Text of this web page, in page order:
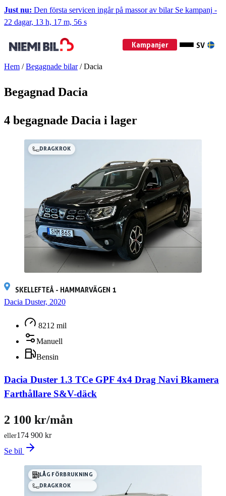
Just nu: Den första servicen ingår på massor av bilar Se kampanj -
22 dagar, 13 h, 17 m, 56 s
Kampanjer SV
Hem / Begagnade bilar / Dacia
Begagnad Dacia
4 begagnade Dacia i lager
DRAGKROK
SKELLEFTEÅ - HAMMARVÄGEN 1
Dacia Duster, 2020
8212 mil
Manuell
Bensin
Dacia Duster 1.3 TCe GPF 4x4 Drag Navi Bkamera
Farthållare S&V-däck
174 900 kr
eller
2 100 kr/mån
Se bil
LÅG FÖRBRUKNING
DRAGKROK